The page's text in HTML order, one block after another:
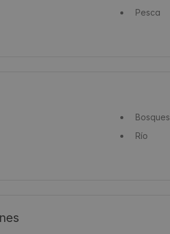
Pesca
Bosques
Río